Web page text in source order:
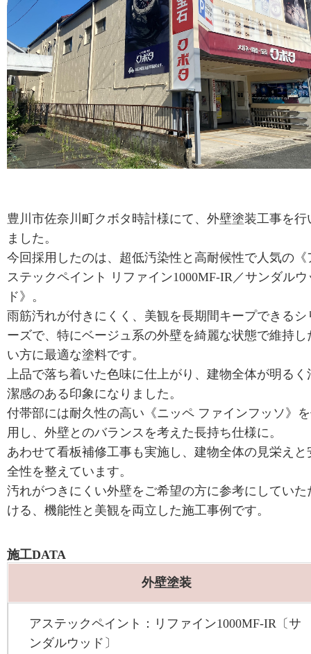
豊川市佐奈川町クボタ時計様にて、外壁塗装工事を行
ました。
今回採用したのは、超低汚染性と高耐候性で人気の《
ステックペイント リファイン1000MF-IR／サンダルウ
ド》。
雨筋汚れが付きにくく、美観を長期間キープできるシ
ーズで、特にベージュ系の外壁を綺麗な状態で維持し
い方に最適な塗料です。
上品で落ち着いた色味に仕上がり、建物全体が明るく
潔感のある印象になりました。
付帯部には耐久性の高い《ニッペ ファインフッソ》
用し、外壁とのバランスを考えた長持ち仕様に。
あわせて看板補修工事も実施し、建物全体の見栄えと
全性を整えています。
汚れがつきにくい外壁をご希望の方に参考にしていた
ける、機能性と美観を両立した施工事例です。
施工DATA
外壁塗装
アステックペイント：リファイン1000MF-IR〔サ
ンダルウッド〕